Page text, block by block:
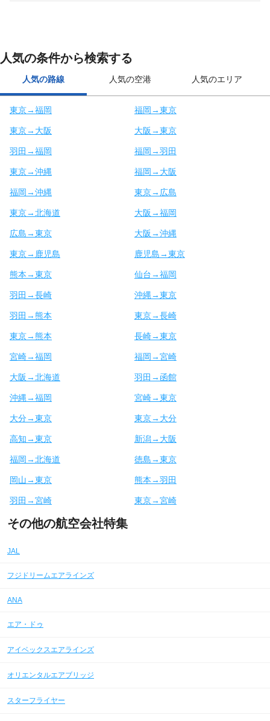
人気の条件から検索する
人気の路線 人気の空港 人気のエリア
東京→福岡 福岡→東京
東京→大阪 大阪→東京
羽田→福岡 福岡→羽田
東京→沖縄 福岡→大阪
福岡→沖縄 東京→広島
東京→北海道 大阪→福岡
広島→東京 大阪→沖縄
東京→鹿児島 鹿児島→東京
熊本→東京 仙台→福岡
羽田→長崎 沖縄→東京
羽田→熊本 東京→長崎
東京→熊本 長崎→東京
宮崎→福岡 福岡→宮崎
大阪→北海道 羽田→函館
沖縄→福岡 宮崎→東京
大分→東京 東京→大分
高知→東京 新潟→大阪
福岡→北海道 徳島→東京
岡山→東京 熊本→羽田
羽田→宮崎 東京→宮崎
その他の航空会社特集
JAL
フジドリームエアラインズ
ANA
エア・ドゥ
アイベックスエアラインズ
オリエンタルエアブリッジ
スターフライヤー